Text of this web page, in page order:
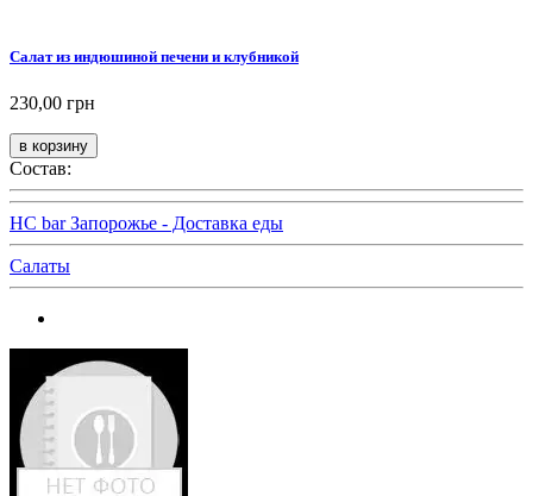
Салат из индюшиной печени и клубникой
230,00 грн
Состав:
HC bar Запорожье - Доставка еды
Салаты